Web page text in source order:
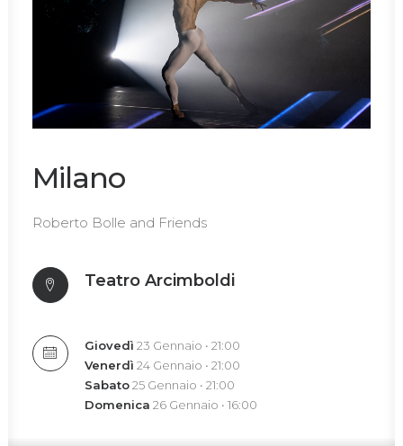
Milano
Roberto Bolle and Friends
Teatro Arcimboldi
Giovedì 23 Gennaio • 21:00
Venerdì 24 Gennaio • 21:00
Sabato25 Gennaio • 21:00
Domenica 26 Gennaio • 16:00